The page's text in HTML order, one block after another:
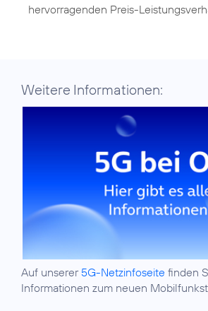
hervorragenden Preis-
Weitere Informationen:
Auf unserer 5G-Netzinfoseite finden
Informationen zum neuen